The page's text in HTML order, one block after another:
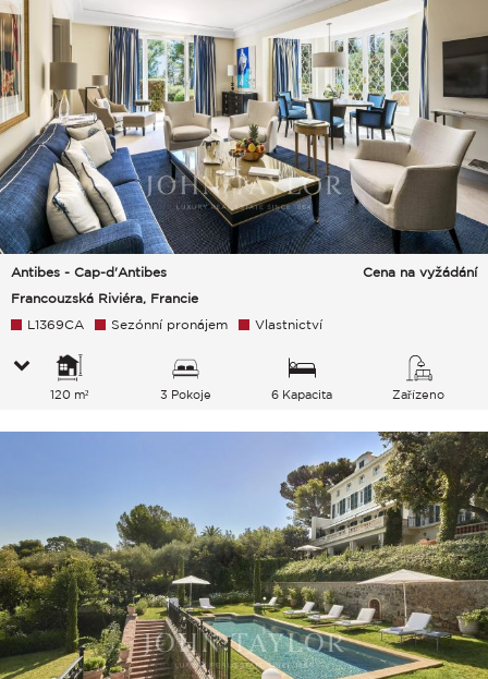
Antibes - Cap-d'Antibes
Francouzská Riviéra, Francie
Cena na vyžádání
L1369CA Sezónní pronájem Vlastnictví
120 m² 3 Pokoje 6 Kapacita Zařízeno